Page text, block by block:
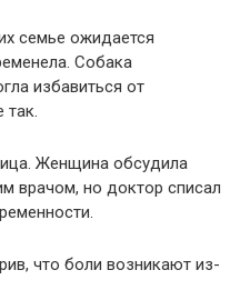
семье ожидается
Собака
избавиться от
так.
Женщина обсудила
врачом, но доктор списал
что боли возникают из-